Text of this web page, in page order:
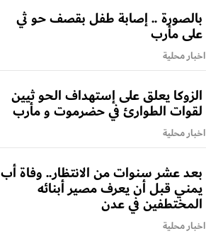
بالصورة .. إصابة طفل بقصف حو ثي
على مأرب
اخبار محلية
الزوكا يعلق على إستهداف الحو ثيين
لقوات الطوارئ في حضرموت و مأرب
اخبار محلية
بعد عشر سنوات من الانتظار.. وفاة أب
يمني قبل أن يعرف مصير أبنائه
المختطفين في عدن
اخبار محلية